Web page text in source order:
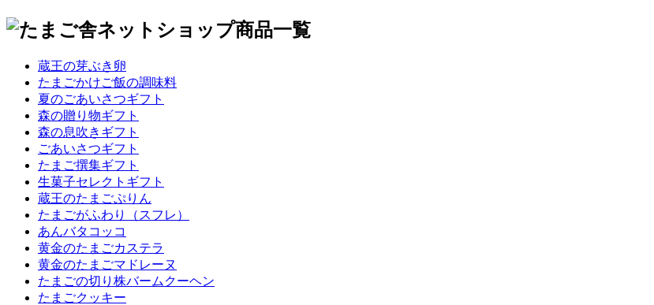
蔵王の芽ぶき卵
たまごかけご飯の調味料
夏のごあいさつギフト
森の贈り物ギフト
森の息吹きギフト
ごあいさつギフト
たまご撰集ギフト
生菓子セレクトギフト
蔵王のたまごぷりん
たまごがふわり（スフレ）
あんバタコッコ
黄金のたまごカステラ
黄金のたまごマドレーヌ
たまごの切り株バームクーヘン
たまごクッキー